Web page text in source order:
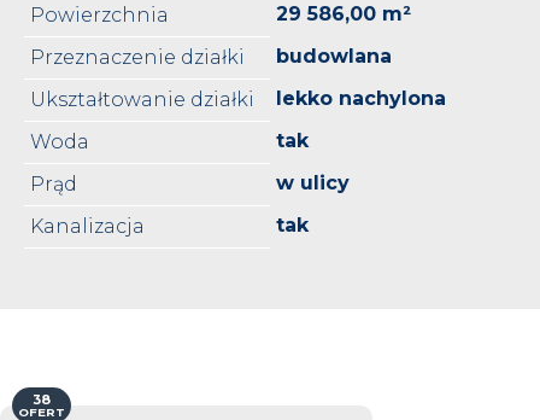
Powierzchnia
29 586,00 m²
Przeznaczenie działki
budowlana
Ukształtowanie działki
lekko nachylona
Woda
tak
Prąd
w ulicy
Kanalizacja
tak
38
OFERT